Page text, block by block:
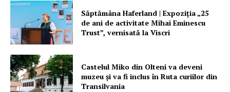
Rețea
Contact
Săptămâna Haferland | Expoziţia „25
de ani de activitate Mihai Eminescu
Trust”, vernisată la Viscri
Castelul Miko din Olteni va deveni
muzeu şi va fi inclus în Ruta curiilor din
Transilvania